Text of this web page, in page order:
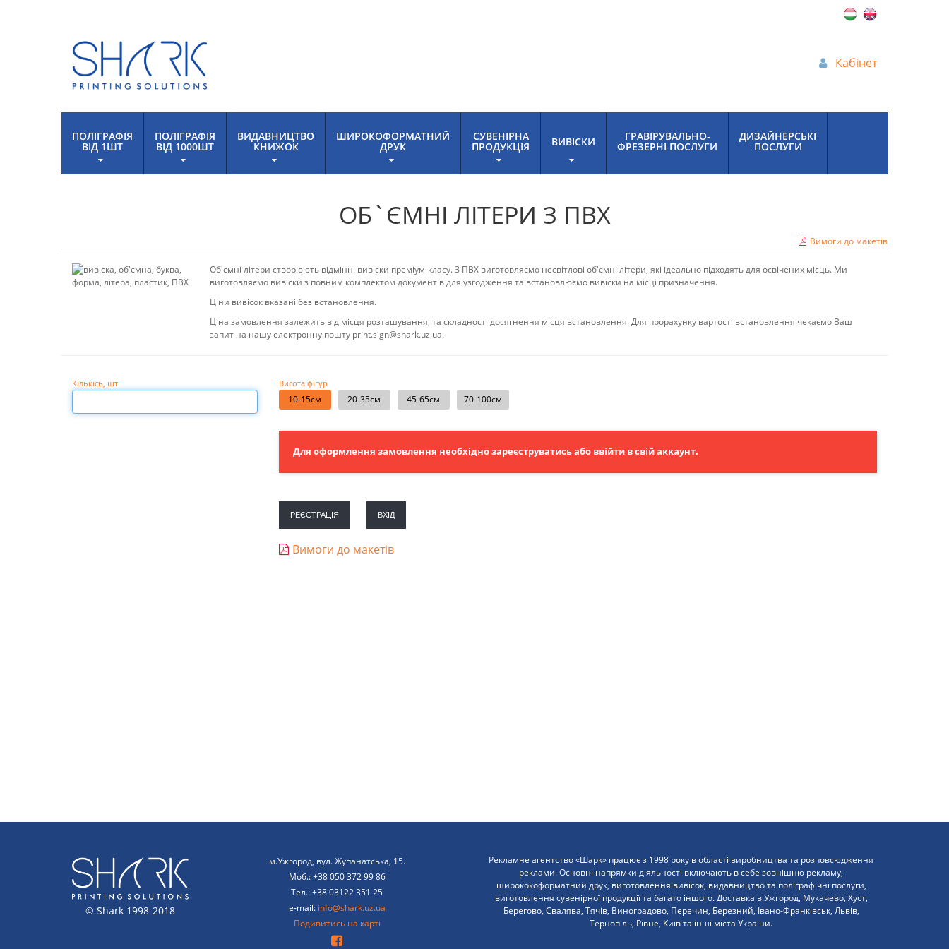
Кабінет
ПОЛІГРАФІЯ
ВІД 1ШТ
ПОЛІГРАФІЯ
ВІД 1000ШТ
ВИДАВНИЦТВО
КНИЖОК
ШИРОКОФОРМАТНИЙ
ДРУК
СУВЕНІРНА
ПРОДУКЦІЯ ВИВІСКИ ГРАВІРУВАЛЬНО-
ФРЕЗЕРНІ ПОСЛУГИ
ДИЗАЙНЕРСЬКІ
ПОСЛУГИ
ОБ`ЄМНІ ЛІТЕРИ З ПВХ
Вимоги до макетів
Об'ємні літери створюють відмінні вивіски преміум-класу. З ПВХ виготовляємо несвітлові об'ємні літери, які ідеально підходять для освічених місць. Ми
виготовляємо вивіски з повним комплектом документів для узгодження та встановлюємо вивіски на місці призначення.
Ціни вивісок вказані без встановлення.
Ціна замовлення залежить від місця розташування, та складності досягнення місця встановлення. Для прорахунку вартості встановлення чекаємо Ваш
запит на нашу електронну пошту print.sign@shark.uz.ua.
Кількісь, шт Висота фігур
10-15см 20-35см 45-65см 70-100см
Для оформлення замовлення необхідно зареєструватись або ввійти в свій аккаунт.
РЕЄСТРАЦІЯ ВХІД
Вимоги до макетів
© Shark 1998-2018
м.Ужгород, вул. Жупанатська, 15.
Моб.: +38 050 372 99 86
Тел.: +38 03122 351 25
e-mail: info@shark.uz.ua
Подивитись на карті
Рекламне агентство «Шарк» працює з 1998 року в області виробництва та розповсюдження
реклами. Основні напрямки діяльності включають в себе зовнішню рекламу,
ширококоформатний друк, виготовлення вивісок, видавництво та поліграфічні послуги,
виготовлення сувенірної продукції та багато іншого. Доставка в Ужгород, Мукачево, Хуст,
Берегово, Свалява, Тячів, Виноградово, Перечин, Березний, Івано-Франківськ, Львів,
Тернопіль, Рівне, Київ та інші міста України.